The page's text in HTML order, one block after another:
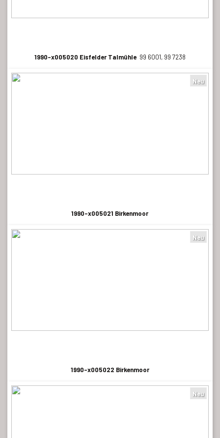
1990-x005020 Eisfelder Talmühle 99 6001, 99 7238
Neu
1990-x005021 Birkenmoor
Neu
1990-x005022 Birkenmoor
Neu